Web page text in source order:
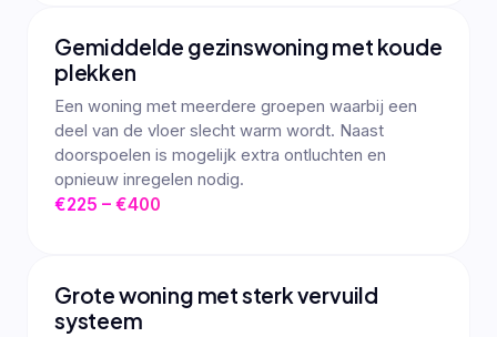
Gemiddelde gezinswoning met koude
plekken
Een woning met meerdere groepen waarbij een
deel van de vloer slecht warm wordt. Naast
doorspoelen is mogelijk extra ontluchten en
opnieuw inregelen nodig.
€225 – €400
Grote woning met sterk vervuild
systeem